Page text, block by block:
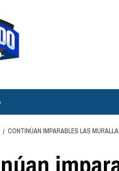
CONTINÚAN IMPARABLES LAS